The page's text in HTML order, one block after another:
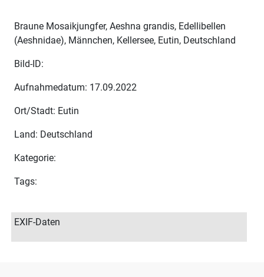
Braune Mosaikjungfer, Aeshna grandis, Edellibellen
(Aeshnidae), Männchen, Kellersee, Eutin, Deutschland
Bild-ID:
Aufnahmedatum: 17.09.2022
Ort/Stadt: Eutin
Land: Deutschland
Kategorie:
Tags:
EXIF-Daten